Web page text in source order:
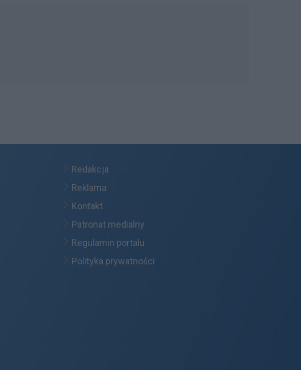
Redakcja
Reklama
Kontakt
Patronat medialny
Regulamin portalu
Polityka prywatności